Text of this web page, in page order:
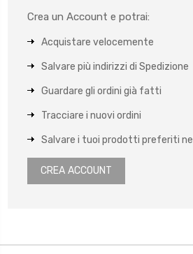
Crea un Account e potrai:
Acquistare velocemente
Salvare più indirizzi di Spedizione
Guardare gli ordini già fatti
Tracciare i nuovi ordini
Salvare i tuoi prodotti preferiti
CREA ACCOUNT